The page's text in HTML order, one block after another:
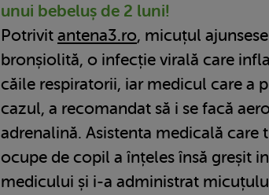
unui bebeluș de 2 luni!
Potrivit antena3.ro, micuțul
bronșiolită, o infecție virală care
căile respiratorii, iar medicul care a
cazul, a recomandat să i se facă
adrenalină. Asistenta medicală care
ocupe de copil a înțeles însă greșit
medicului și i-a administrat